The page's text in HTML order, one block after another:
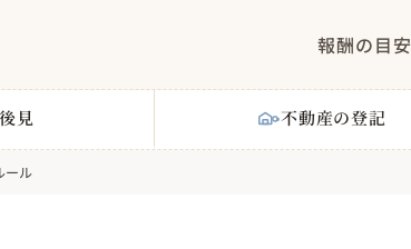
報酬の目安
見 不動産の登記
ール